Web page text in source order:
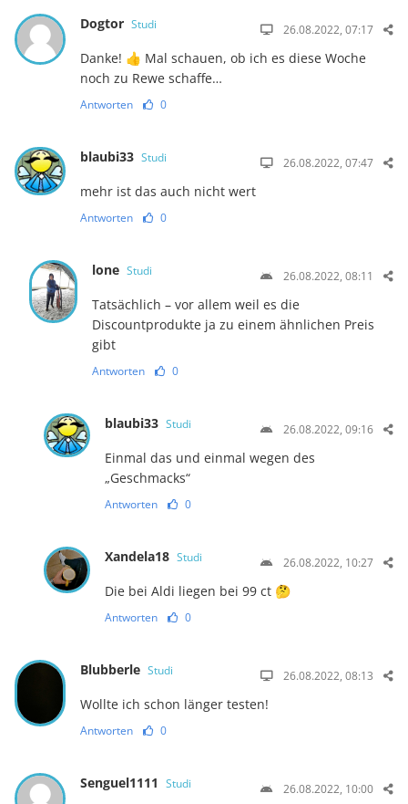
Dogtor Studi 26.08.2022, 07:17
Danke! 👍 Mal schauen, ob ich es diese Woche
noch zu Rewe schaffe…
Antworten 0
blaubi33 Studi 26.08.2022, 07:47
mehr ist das auch nicht wert
Antworten 0
lone Studi 26.08.2022, 08:11
Tatsächlich – vor allem weil es die
Discountprodukte ja zu einem ähnlichen Preis
gibt
Antworten 0
blaubi33 Studi 26.08.2022, 09:16
Einmal das und einmal wegen des
„Geschmacks“
Antworten 0
Xandela18 Studi 26.08.2022, 10:27
Die bei Aldi liegen bei 99 ct 🤔
Antworten 0
Blubberle Studi 26.08.2022, 08:13
Wollte ich schon länger testen!
Antworten 0
Senguel1111 Studi 26.08.2022, 10:00